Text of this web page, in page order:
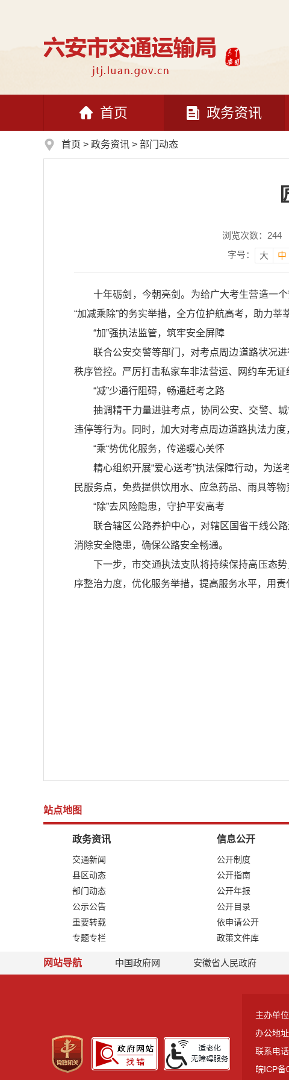
首页 政务资讯
首页 > 政务资讯 > 部门动态
浏览次数： 244
字号：
大 中
十年砺剑，今朝亮剑。为给广大考生营造一
“加减乘除”的务实举措，全方位护航高考，助力莘
“加”强执法监管，筑牢安全屏障
联合公安交警等部门，对考点周边道路状况
秩序管控。严厉打击私家车非法营运、网约车无
“减”少通行阻碍，畅通赶考之路
抽调精干力量进驻考点，协同公安、交警、
违停等行为。同时，加大对考点周边道路执法力
“乘“势优化服务，传递暖心关怀
精心组织开展“爱心送考”执法保障行动，为
民服务点，免费提供饮用水、应急药品、雨具等
“除”去风险隐患，守护平安高考
联合辖区公路养护中心，对辖区国省干线公
消除安全隐患，确保公路安全畅通。
下一步，市交通执法支队将持续保持高压态
序整治力度，优化服务举措，提高服务水平，用责
站点地图
政务资讯
交通新闻
县区动态
部门动态
公示公告
重要转载
专题专栏
信息公开
公开制度
公开指南
公开年报
公开目录
依申请公开
政策文件库
网站导航 中国政府网 安徽省人民政府
主办单
办公地
联系电
皖ICP备